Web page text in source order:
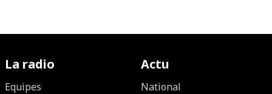
La radio
Equipes
Actu
National